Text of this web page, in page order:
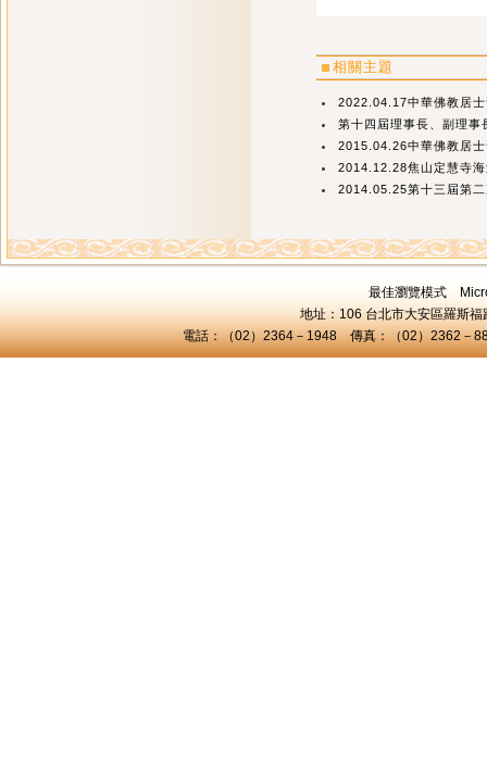
相關主題
2022.04.17中華佛教居
第十四屆理事長、副理
2015.04.26中華佛教居
2014.12.28焦山定慧寺
2014.05.25第十三屆第
最佳瀏覽模式
地址：106 台北市大安區羅斯
電話：（02）2364－1948 傳真：（02）2362－